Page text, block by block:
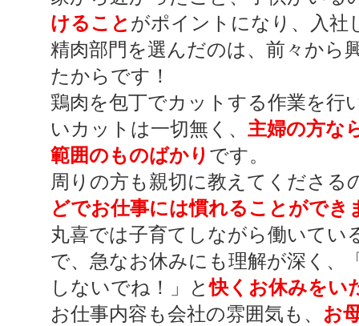
けること がポイントになり、入社
精肉部門を選んだのは、前々から
たからです！
鶏肉を包丁でカットする作業を行
いカットは一切無く、主婦の方な
範囲のものばかり です。
周りの方も親切に教えてくださる
どでお仕事には慣れることができ
丸喜では子育てしながら働いてい
で、急なお休みにも理解が深く、
しないでね！」と快くお休みをい
お仕事内容も会社の雰囲気も、 お